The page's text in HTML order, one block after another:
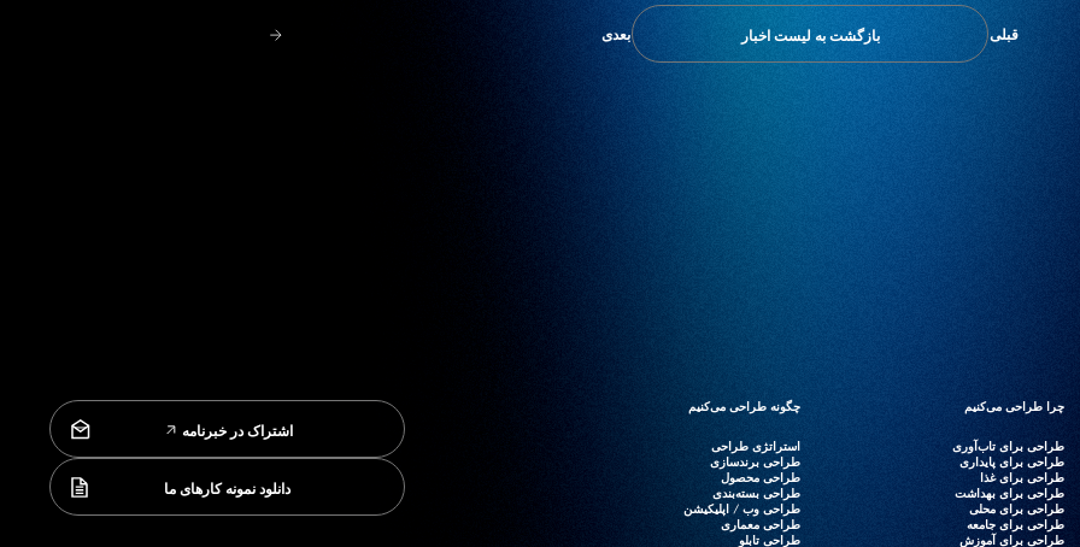
قبلی بازگشت به لیست اخبار بعدی
چرا طراحی می‌کنیم
چرا طراحی می‌کنیم
طراحی برای تاب‌آوری
طراحی برای تاب‌آوری
طراحی برای پایداری
طراحی برای پایداری
طراحی برای غذا
طراحی برای غذا
طراحی برای بهداشت
طراحی برای بهداشت
طراحی برای محلی
طراحی برای محلی
طراحی برای جامعه
طراحی برای جامعه
طراحی برای آموزش
طراحی برای آموزش
چگونه طراحی می‌کنیم
چگونه طراحی می‌کنیم
استراتژی طراحی
استراتژی طراحی
طراحی برندسازی
طراحی برندسازی
طراحی محصول
طراحی محصول
طراحی بسته‌بندی
طراحی بسته‌بندی
طراحی وب / اپلیکیشن
طراحی وب / اپلیکیشن
طراحی معماری
طراحی معماری
طراحی تابلو
طراحی تابلو
اشتراک در خبرنامهاشتراک در خبرنامه
دانلود نمونه کارهای ما
دانلود نمونه کارهای ما